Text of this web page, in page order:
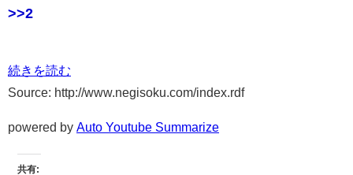
>>2
続きを読む
Source: http://www.negisoku.com/index.rdf
powered by Auto Youtube Summarize
共有: